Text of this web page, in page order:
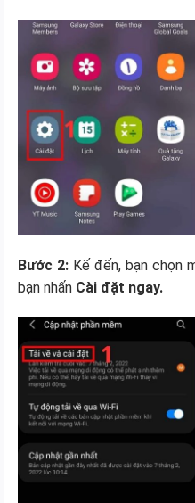
Bước 2: Kế đến, bạn chọn
bạn nhấn Cài đặt ngay.